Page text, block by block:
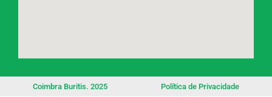
Coimbra Buritis. 2025 Política de Privacidade